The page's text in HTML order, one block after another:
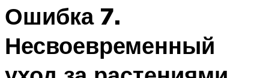
Ошибка 7.
Несвоевременный